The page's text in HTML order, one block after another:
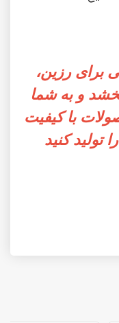
برای رزین،
و به شما
با کیفیت
تولید کنید